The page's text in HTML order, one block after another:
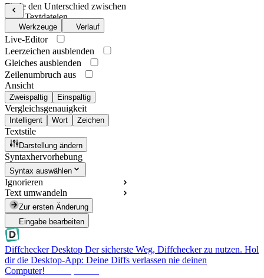
Finde den Unterschied zwischen
zwei Textdateien
Werkzeuge Verlauf
Live-Editor
Leerzeichen ausblenden
Gleiches ausblenden
Zeilenumbruch aus
Ansicht
Zweispaltig Einspaltig
Vergleichsgenauigkeit
Intelligent Wort Zeichen
Textstile
Darstellung ändern
Syntaxhervorhebung
Syntax auswählen
Ignorieren
Text umwandeln
Zur ersten Änderung
Eingabe bearbeiten
Diffchecker Desktop Der sicherste Weg, Diffchecker zu nutzen. Hol
dir die Desktop-App: Deine Diffs verlassen nie deinen
Computer!